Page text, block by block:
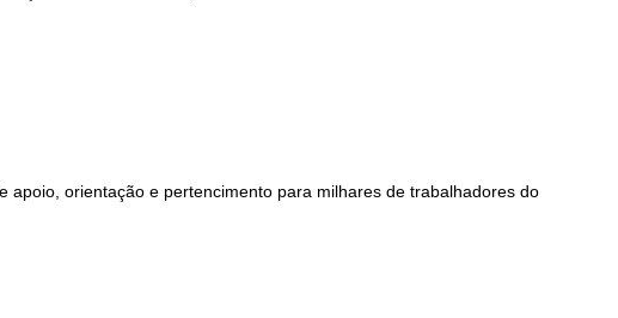
orientação e pertencimento para milhares de trabalhadores do